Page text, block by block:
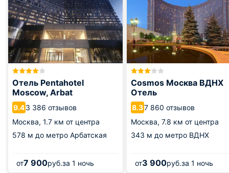
Отель Pentahotel
Moscow, Arbat
9.43 386 отзывов
Москва, 1.7 км от центра
578 м до метро Арбатская
от7 900руб.за 1 ночь
Cosmos Москва ВДНХ
Отель
8.37 860 отзывов
Москва, 7.8 км от центра
343 м до метро ВДНХ
от3 900руб.за 1 ночь